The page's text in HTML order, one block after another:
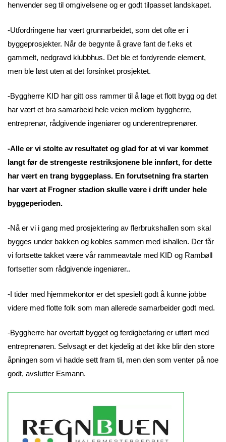
henvender seg til omgivelsene og er godt tilpasset landskapet.
-Utfordringene har vært grunnarbeidet, som det ofte er i
byggeprosjekter. Når de begynte å grave fant de f.eks et
gammelt, nedgravd klubbhus. Det ble et fordyrende element,
men ble løst uten at det forsinket prosjektet.
-Byggherre KID har gitt oss rammer til å lage et flott bygg og det
har vært et bra samarbeid hele veien mellom byggherre,
entreprenør, rådgivende ingeniører og underentreprenører.
-Alle er vi stolte av resultatet og glad for at vi var kommet
langt før de strengeste restriksjonene ble innført, for dette
har vært en trang byggeplass. En forutsetning fra starten
har vært at Frogner stadion skulle være i drift under hele
byggeperioden.
-Nå er vi i gang med prosjektering av flerbrukshallen som skal
bygges under bakken og kobles sammen med ishallen. Der får
vi fortsette takket være vår rammeavtale med KID og Rambøll
fortsetter som rådgivende ingeniører..
-I tider med hjemmekontor er det spesielt godt å kunne jobbe
videre med flotte folk som man allerede samarbeider godt med.
-Byggherre har overtatt bygget og ferdigbefaring er utført med
entreprenøren. Selvsagt er det kjedelig at det ikke blir den store
åpningen som vi hadde sett fram til, men den som venter på noe
godt, avslutter Esmann.